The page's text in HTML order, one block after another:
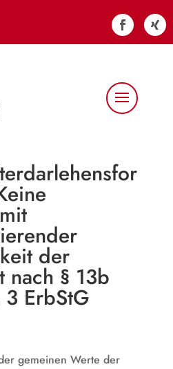
der
nach § 13b
ErbStG
gemeinen Werte der